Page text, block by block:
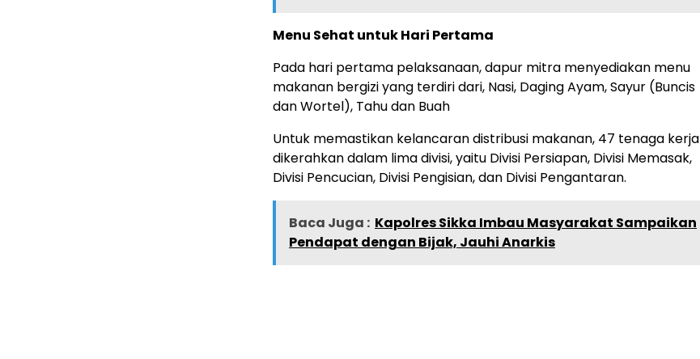
Menu Sehat untuk Hari Pertama
Pada hari pertama pelaksanaan, dapur mitra menyediakan menu
makanan bergizi yang terdiri dari, Nasi, Daging Ayam, Sayur (Buncis
dan Wortel), Tahu dan Buah
Untuk memastikan kelancaran distribusi makanan, 47 tenaga kerja
dikerahkan dalam lima divisi, yaitu Divisi Persiapan, Divisi Memasak,
Divisi Pencucian, Divisi Pengisian, dan Divisi Pengantaran.
Baca Juga : Kapolres Sikka Imbau Masyarakat Sampaikan
Pendapat dengan Bijak, Jauhi Anarkis